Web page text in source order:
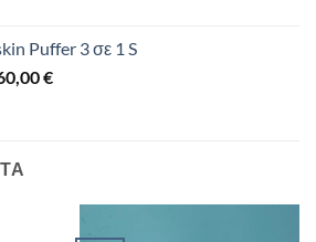
€.είναι:
4,00 €.
Puffer 3 σε 1 S
€Η